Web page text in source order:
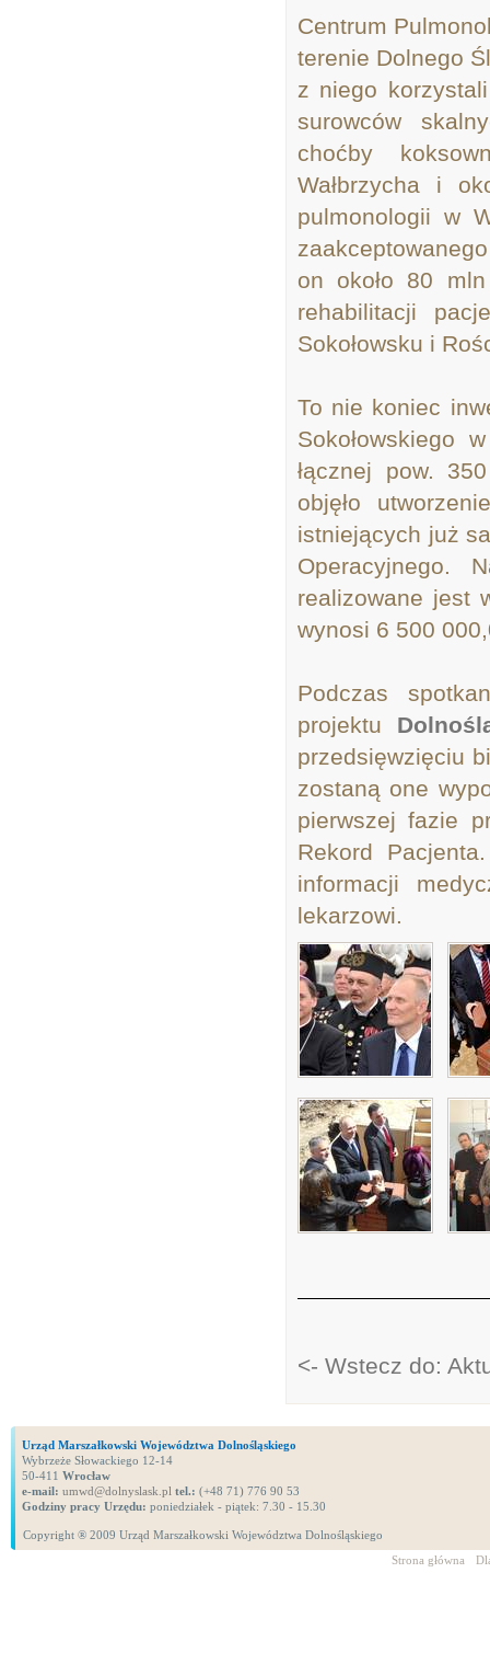
Centrum
terenie Dolnego
z niego
surowców
choćby
Wałbrzycha i
pulmonologii w
on około 80
rehabilitacji
Sokołowsku i
To nie koniec
Sokołowskiego
łącznej pow.
objęło
istniejących już
Operacyjnego.
realizowane jest
wynosi 6 500
Podczas
projektu
przedsięwzięciu
zostaną one
pierwszej fazie
Rekord
informacji
lekarzowi.
<- Wstecz do:
Urząd Marszałkowski Województwa Dolnośląskiego
Wybrzeże Słowackiego 12-14
50-411 Wrocław
e-mail: umwd@dolnyslask.pl tel.: (+48 71) 776 90 53
Godziny pracy Urzędu: poniedziałek - piątek: 7.30 - 15.30
Copyright ® 2009 Urząd Marszałkowski Województwa Dolnośląskiego
Strona główna